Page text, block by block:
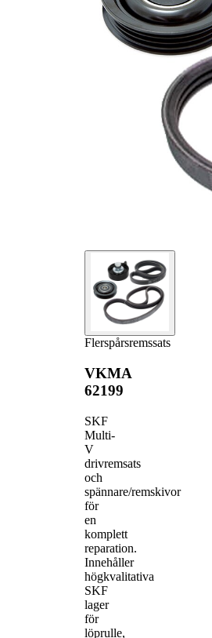
Flerspårsremssats
VKMA
62199
SKF
Multi-
V
drivremsats
och
spännare/remskivor
för
en
komplett
reparation.
Innehåller
högkvalitativa
SKF
lager
för
löprulle,
Remsträckare,
flerspårsrem
VKM
Remsträckare,
flerspårsrem
VKM
VKMV